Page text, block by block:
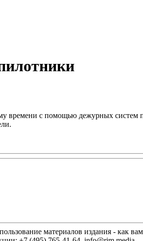
времени с помощью дежурных
материалов издания - как